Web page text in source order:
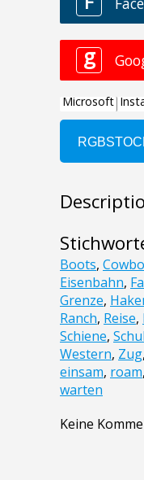
Boots,
Eisenbahn,
Grenze,
Ranch, Reise,
Schiene,
Western, Zug,
einsam, roam,
warten
Keine